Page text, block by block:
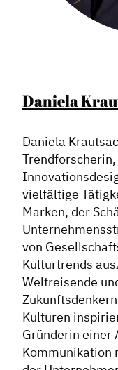
Daniela
Daniela
vielfältige
Marken, der
von
Kulturtrends
Weltreisende
Kulturen
Gründerin einer
Kommunikation